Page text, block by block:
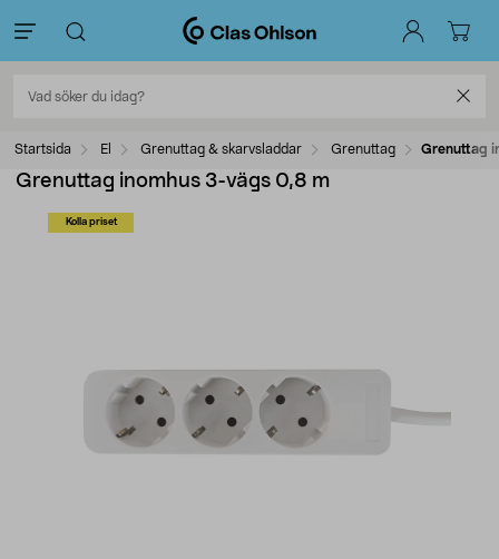
Startsida El Grenuttag & skarvsladdar Grenuttag Grenuttag
Grenuttag inomhus 3-vägs 0,8 m
Kolla priset